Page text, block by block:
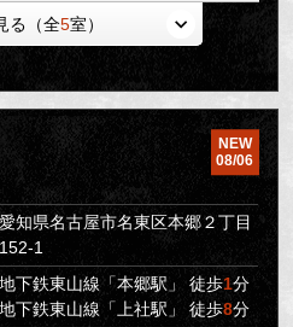
る（全5室）
NEW
08/06
愛知県名古屋市名東区本郷２丁目
152-1
地下鉄東山線「本郷駅」 徒歩1分
地下鉄東山線「上社駅」 徒歩8分